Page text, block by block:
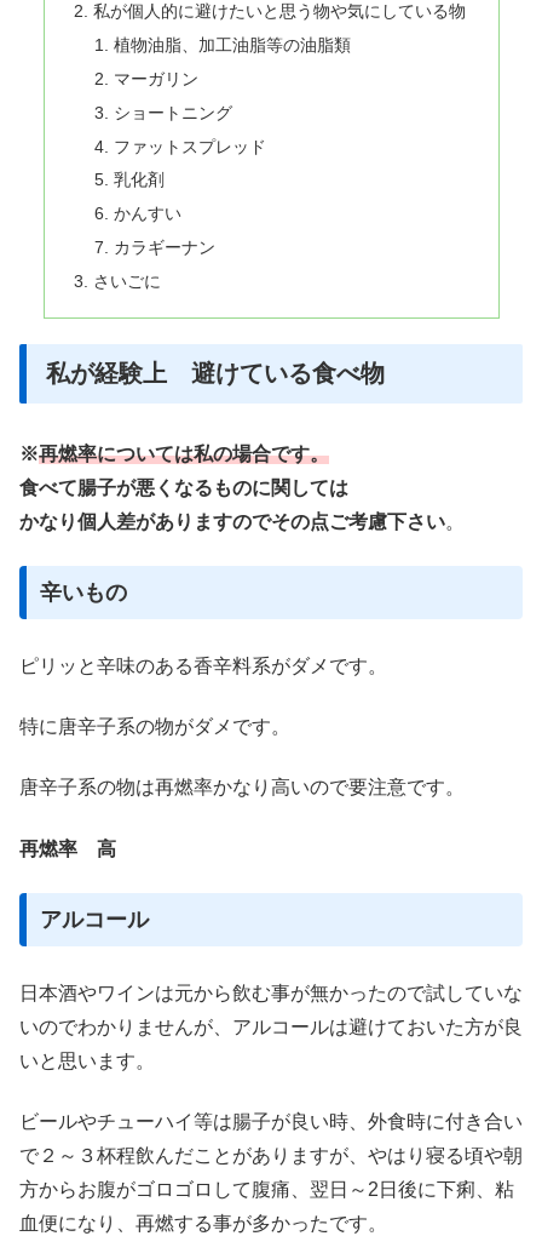
私が個人的に避けたいと思う物や気にしている物
植物油脂、加工油脂等の油脂類
マーガリン
ショートニング
ファットスプレッド
乳化剤
かんすい
カラギーナン
さいごに
私が経験上 避けている食べ物
※再燃率については私の場合です。
食べて腸子が悪くなるものに関しては
かなり個人差がありますのでその点ご考慮下さい。
辛いもの
ピリッと辛味のある香辛料系がダメです。
特に唐辛子系の物がダメです。
唐辛子系の物は再燃率かなり高いので要注意です。
再燃率 高
アルコール
日本酒やワインは元から飲む事が無かったので試していな
いのでわかりませんが、アルコールは避けておいた方が良
いと思います。
ビールやチューハイ等は腸子が良い時、外食時に付き合い
で２～３杯程飲んだことがありますが、やはり寝る頃や朝
方からお腹がゴロゴロして腹痛、翌日～2日後に下痢、粘
血便になり、再燃する事が多かったです。